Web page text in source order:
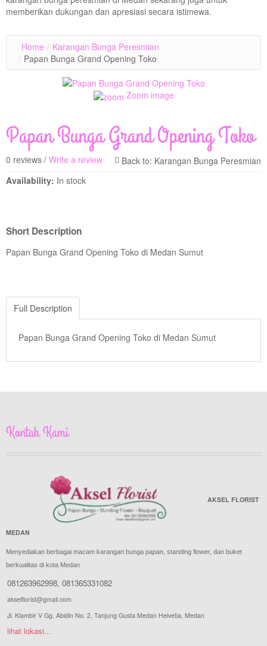
memberikan dukungan dan apresiasi secara istimewa.
Home / Karangan Bunga Peresmian
/ Papan Bunga Grand Opening Toko
Zoom image
Papan Bunga Grand Opening Toko
0 reviews / Write a review
Availability: In stock
Short Description
Papan Bunga Grand Opening Toko di Medan Sumut
Full Description
Papan Bunga Grand Opening Toko di Medan Sumut
Kontak Kami
AKSEL FLORIST
MEDAN
Menyediakan berbagai macam karangan bunga papan, standing flower, dan buket
berkualitas di kota Medan
081263962998, 081365331082
akselflorist@gmail.com
Jl. Klambir V Gg. Abidin No. 2, Tanjung Gusta Medan Helvetia, Medan
lihat lokasi...